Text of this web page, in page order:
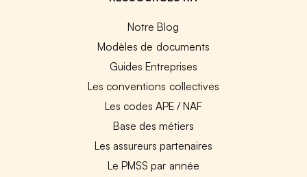
Notre Blog
Modèles de documents
Guides Entreprises
Les conventions collectives
Les codes APE / NAF
Base des métiers
Les assureurs partenaires
Le PMSS par année